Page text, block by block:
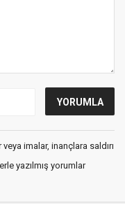
imalar, inançlara saldırı
yazılmış yorumlar